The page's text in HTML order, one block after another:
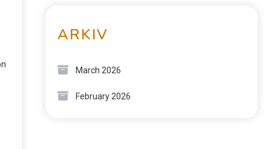
ARKIV
March 2026
February 2026